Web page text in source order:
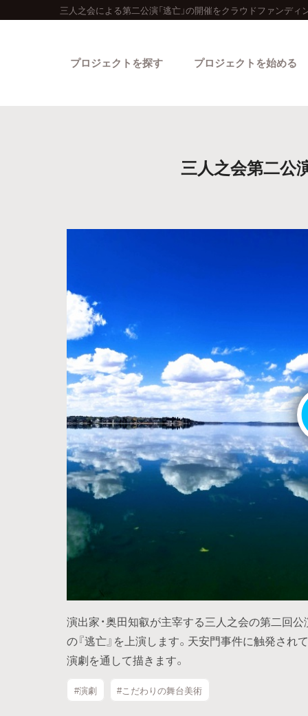
三人之会による第二公演「逃亡」の開催をクラウドファンディ
プロジェクトを探す
カテゴリーから探す
プロジェクトを始める
三人之会第二公
演出家・奥田知叡が主宰する三人之会の第二回公
の『逃亡』を上演します。天安門事件に触発され
演劇を通して描きます。
#演劇 #こだわりの舞台美術